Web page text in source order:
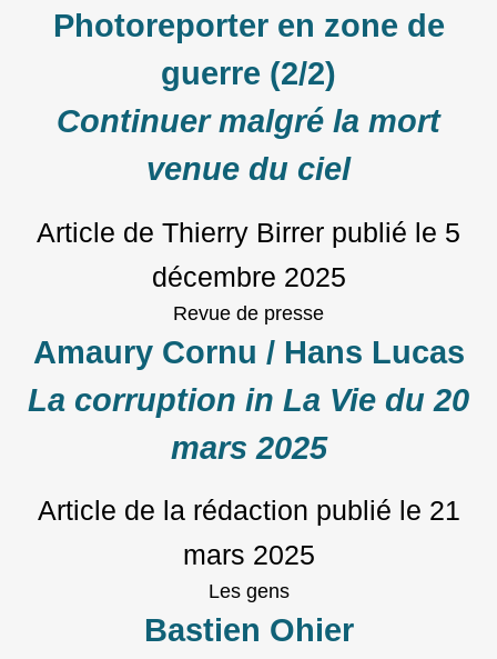
Photoreporter en zone de
guerre (2/2)
Continuer malgré la mort
venue du ciel
Article de Thierry Birrer publié le 5
décembre 2025
Revue de presse
Amaury Cornu / Hans Lucas
La corruption in La Vie du 20
mars 2025
Article de la rédaction publié le 21
mars 2025
Les gens
Bastien Ohier